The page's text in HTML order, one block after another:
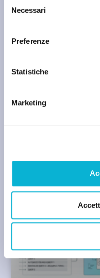
delNecessari
Preferenze
Statistiche
Marketing
AI SEARCH
Attribuzione di
Francesco Ragusa